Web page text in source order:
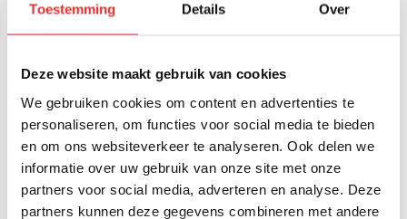
Toestemming Details Over
Deze website maakt gebruik van cookies
We gebruiken cookies om content en advertenties te
personaliseren, om functies voor social media te bieden
en om ons websiteverkeer te analyseren. Ook delen we
informatie over uw gebruik van onze site met onze
partners voor social media, adverteren en analyse. Deze
partners kunnen deze gegevens combineren met andere
Mobiparts Car Charger 2-
Charging USB-C + USB-A
Cygnett Armoured
Braided USB-C to USB-C
Cable 1m Black